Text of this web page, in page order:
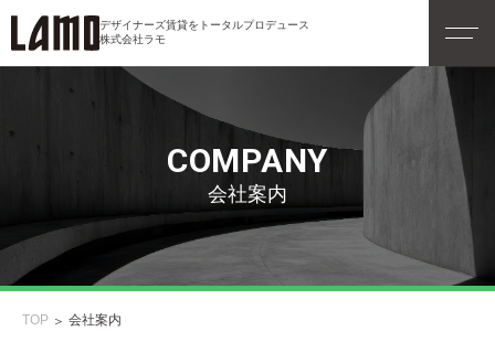
デザイナーズ賃貸をトータルプロデュース
株式会社ラモ
COMPANY
会社案内
TOP 会社案内